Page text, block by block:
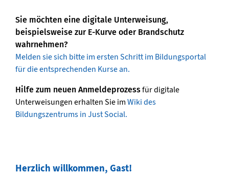
Sie möchten eine digitale Unterweisung,
beispielsweise zur E-Kurve oder Brandschutz
wahrnehmen?
Melden sie sich bitte im ersten Schritt im Bildungsportal
für die entsprechenden Kurse an.
Hilfe zum neuen Anmeldeprozessfür digitale
Unterweisungen erhalten Sie imWiki des
Bildungszentrums in Just Social.
Herzlich willkommen, Gast! überspringen
Herzlich willkommen, Gast!